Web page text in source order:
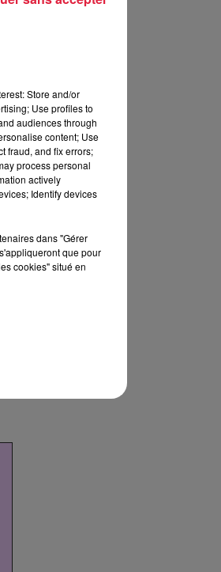
Store and/or
Use profiles to
audiences through
content; Use
fraud, and fix errors;
process personal
actively
Identify devices
dans "Gérer
que pour
cookies" situé en